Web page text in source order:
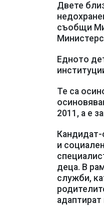
Двете
съобщи
Едното
Те са
2011, а е
и
деца. В
служби,